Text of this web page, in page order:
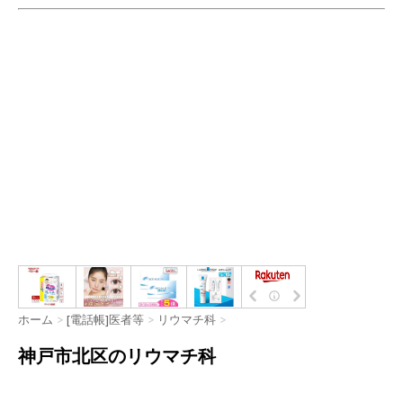
ホーム > [電話帳]医者等 > リウマチ科 >
神戸市北区のリウマチ科